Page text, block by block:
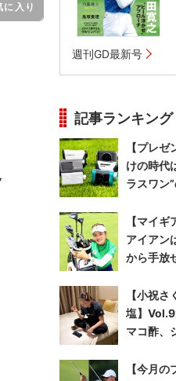
に入り
週刊GD最新号
記事ランキング
【プレ
けの時代
ラスワン
【マイ
アイアン
から手放
【小祝
塩】
マコ酢、
【今月